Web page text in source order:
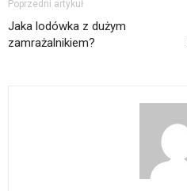
Poprzedni artykuł
Jaka lodówka z dużym
zamrażalnikiem?